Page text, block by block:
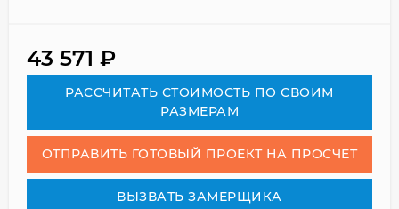
43 571 ₽
РАСCЧИТАТЬ СТОИМОСТЬ ПО СВОИМ
РАЗМЕРАМ
ОТПРАВИТЬ ГОТОВЫЙ ПРОЕКТ НА ПРОСЧЕТ
ВЫЗВАТЬ ЗАМЕРЩИКА